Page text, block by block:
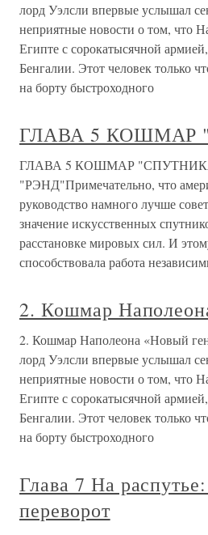
лорд Уэлсли впервые услышал
неприятные новости о том, что
Египте с сорокатысячной
Бенгалии. Этот человек только
на борту быстроходного
ГЛАВА 5 КОШМАР
ГЛАВА 5 КОШМАР
"РЭНД"Примечательно, что
руководство намного лучше
значение искусственных
расстановке мировых сил. И
способствовала работа
2. Кошмар
2. Кошмар Наполеона «Новый
лорд Уэлсли впервые услышал
неприятные новости о том, что
Египте с сорокатысячной
Бенгалии. Этот человек только
на борту быстроходного
Глава 7 На
переворот